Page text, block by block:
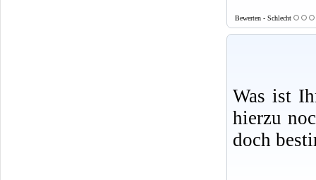
Bewerten - Schlecht
Was ist
hierzu
doch